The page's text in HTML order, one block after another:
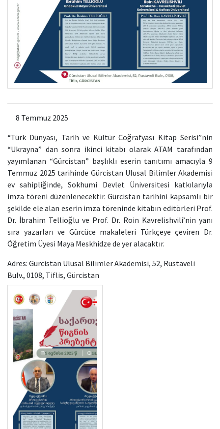
8 Temmuz 2025
“Türk Dünyası, Tarih ve Kültür Coğrafyası Kitap Serisi”nin
“Ukrayna” dan sonra ikinci kitabı olarak ATAM tarafından
yayımlanan “Gürcistan” başlıklı eserin tanıtımı amacıyla 9
Temmuz 2025 tarihinde Gürcistan Ulusal Bilimler Akademisi
ev sahipliğinde, Sokhumi Devlet Üniversitesi katkılarıyla
imza töreni düzenlenecektir. Gürcistan tarihini kapsamlı bir
şekilde ele alan eserin imza töreninde kitabın editörleri Prof.
Dr. İbrahim Tellioğlu ve Prof. Dr. Roin Kavrelishvili’nin yanı
sıra yazarları ve Gürcüce makaleleri Türkçeye çeviren Dr.
Öğretim Üyesi Maya Meskhidze de yer alacaktır.
Adres: Gürcistan Ulusal Bilimler Akademisi, 52, Rustaveli
Bulv., 0108, Tiflis, Gürcistan